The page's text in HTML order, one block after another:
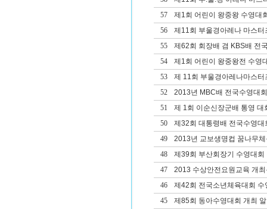
57
제1회 어린이 왕중왕 수영대
56
제11회 부울경아레나 마스터
55
제62회 회장배 겸 KBS배 전
54
제1회 어린이 왕중왕전 수영
53
제 11회 부울경아레나마스터
52
2013년 MBC배 전국수영대
51
제 1회 이순신장군배 통영 대
50
제32회 대통령배 전국수영대
49
2013년 교보생명컵 꿈나무
48
제39회 부산회장기 수영대
47
2013 수상안전요원교육 개최
46
제42회 전국소년체육대회 수
45
제85회 동아수영대회 개최